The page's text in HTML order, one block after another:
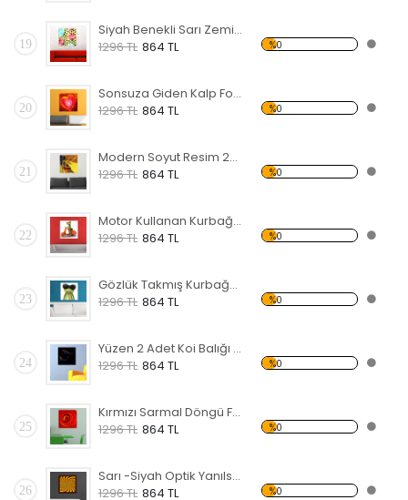
19
Siyah Benekli Sarı Zemin Üzerinde Çiçekler Forex Tablo
1296 TL 864 TL %0
20
Sonsuza Giden Kalp Forex Tablo
1296 TL 864 TL %0
21
Modern Soyut Resim 23 Forex Tablo
1296 TL 864 TL %0
22
Motor Kullanan Kurbağa Forex Tablo
1296 TL 864 TL %0
23
Gözlük Takmış Kurbağa Forex Tablo
1296 TL 864 TL %0
24
Yüzen 2 Adet Koi Balığı Forex Tablo
1296 TL 864 TL %0
25
Kırmızı Sarmal Döngü Forex Tablo
1296 TL 864 TL %0
26
Sarı -Siyah Optik Yanılsama Forex Tablo
1296 TL 864 TL %0